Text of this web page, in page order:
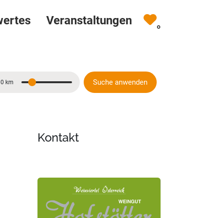
Veranstaltungen 0
km Suche anwenden
Kontakt